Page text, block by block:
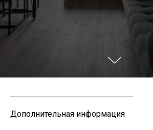
Дополнительная информация